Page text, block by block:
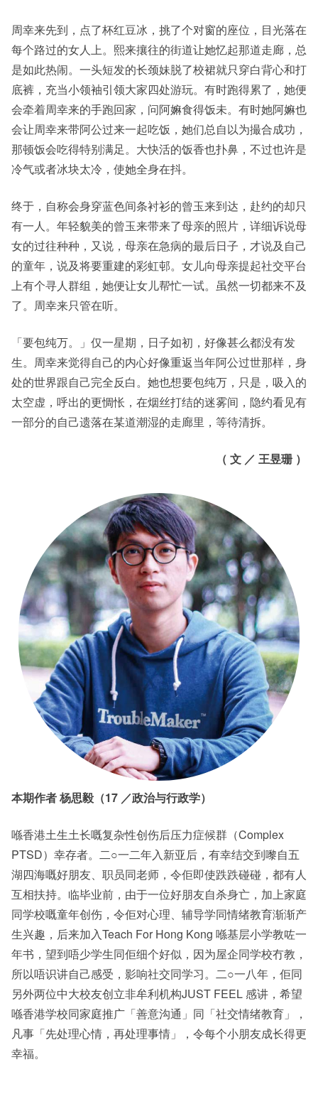
周幸来先到，点了杯红豆冰，挑了个对窗的座位，目光落在
每个路过的女人上。熙来攘往的街道让她忆起那道走廊，总
是如此热闹。一头短发的长颈妹脱了校裙就只穿白背心和打
底裤，充当小领袖引领大家四处游玩。有时跑得累了，她便
会牵着周幸来的手跑回家，问阿嫲食得饭未。有时她阿嫲也
会让周幸来带阿公过来一起吃饭，她们总自以为撮合成功，
那顿饭会吃得特别满足。大快活的饭香也扑鼻，不过也许是
冷气或者冰块太冷，使她全身在抖。
终于，自称会身穿蓝色间条衬衫的曾玉来到达，赴约的却只
有一人。年轻貌美的曾玉来带来了母亲的照片，详细诉说母
女的过往种种，又说，母亲在急病的最后日子，才说及自己
的童年，说及将要重建的彩虹邨。女儿向母亲提起社交平台
上有个寻人群组，她便让女儿帮忙一试。虽然一切都来不及
了。周幸来只管在听。
「要包纯万。」仅一星期，日子如初，好像甚么都没有发
生。周幸来觉得自己的内心好像重返当年阿公过世那样，身
处的世界跟自己完全反白。她也想要包纯万，只是，吸入的
太空虚，呼出的更惆怅，在烟丝打结的迷雾间，隐约看见有
一部分的自己遗落在某道潮湿的走廊里，等待清拆。
（ 文 ／ 王昱珊 ）
本期作者杨思毅（17 ／政治与行政学）
喺香港土生土长嘅复杂性创伤后压力症候群（Complex
PTSD）幸存者。二○一二年入新亚后，有幸结交到嚟自五
湖四海嘅好朋友、职员同老师，令佢即使跌跌碰碰，都有人
互相扶持。临毕业前，由于一位好朋友自杀身亡，加上家庭
同学校嘅童年创伤，令佢对心理、辅导学同情绪教育渐渐产
生兴趣，后来加入Teach For Hong Kong 喺基层小学教咗一
年书，望到唔少学生同佢细个好似，因为屋企同学校冇教，
所以唔识讲自己感受，影响社交同学习。二○一八年，佢同
另外两位中大校友创立非牟利机构JUST FEEL 感讲，希望
喺香港学校同家庭推广「善意沟通」同「社交情绪教育」，
凡事「先处理心情，再处理事情」，令每个小朋友成长得更
幸福。